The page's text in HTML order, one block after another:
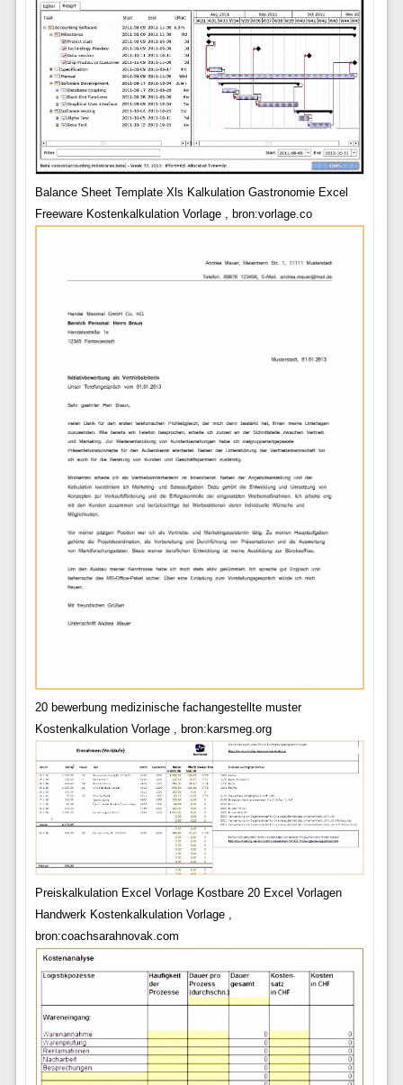
Balance Sheet Template Xls Kalkulation Gastronomie Excel
Freeware Kostenkalkulation Vorlage , bron:vorlage.co
20 bewerbung medizinische fachangestellte muster
Kostenkalkulation Vorlage , bron:karsmeg.org
Preiskalkulation Excel Vorlage Kostbare 20 Excel Vorlagen
Handwerk Kostenkalkulation Vorlage ,
bron:coachsarahnovak.com